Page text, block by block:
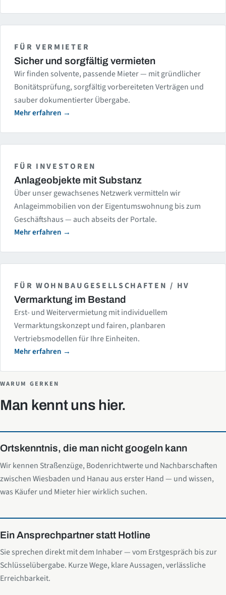
FÜR VERMIETER
Sicher und sorgfältig vermieten
Wir finden solvente, passende Mieter — mit gründlicher
Bonitätsprüfung, sorgfältig vorbereiteten Verträgen und
sauber dokumentierter Übergabe.
Mehr erfahren
FÜR INVESTOREN
Anlageobjekte mit Substanz
Über unser gewachsenes Netzwerk vermitteln wir
Anlageimmobilien von der Eigentumswohnung bis zum
Geschäftshaus — auch abseits der Portale.
Mehr erfahren
FÜR WOHNBAUGESELLSCHAFTEN / HV
Vermarktung im Bestand
Erst- und Weitervermietung mit individuellem
Vermarktungskonzept und fairen, planbaren
Vertriebsmodellen für Ihre Einheiten.
Mehr erfahren
WARUM GERKEN
Man kennt uns hier.
Ortskenntnis, die man nicht googeln kann
Wir kennen Straßenzüge, Bodenrichtwerte und Nachbarschaften
zwischen Wiesbaden und Hanau aus erster Hand — und wissen,
was Käufer und Mieter hier wirklich suchen.
Ein Ansprechpartner statt Hotline
Sie sprechen direkt mit dem Inhaber — vom Erstgespräch bis zur
Schlüsselübergabe. Kurze Wege, klare Aussagen, verlässliche
Erreichbarkeit.